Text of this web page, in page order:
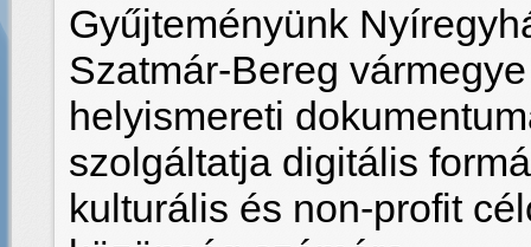
Gyűjteményünk
Szatmár-Bereg
helyismereti
szolgáltatja digitális
kulturális és non-profit